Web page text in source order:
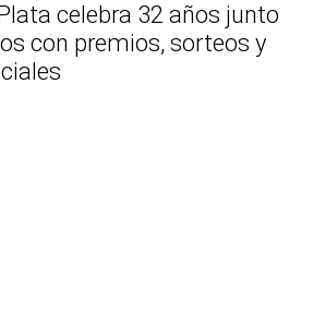
celebra 32 años junto
con premios, sorteos y